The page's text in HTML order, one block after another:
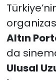
Altın
da
Ulusal